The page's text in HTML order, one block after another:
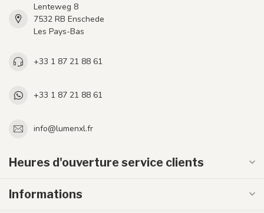
Lenteweg 8
7532 RB Enschede
Les Pays-Bas
+33 1 87 21 88 61
+33 1 87 21 88 61
info@lumenxl.fr
Heures d'ouverture service clients
Informations